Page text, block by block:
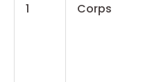
1 Corps